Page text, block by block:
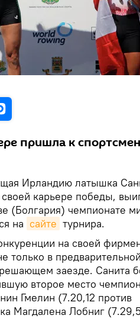
пришла к
Ирландию латышка
карьере победы,
(Болгария) чемпионате
на сайте турнира.
на своей
только в предварительной
заезде. Санита
второе место
Гмелин (7.20,12 против
Магдалена Лобниг